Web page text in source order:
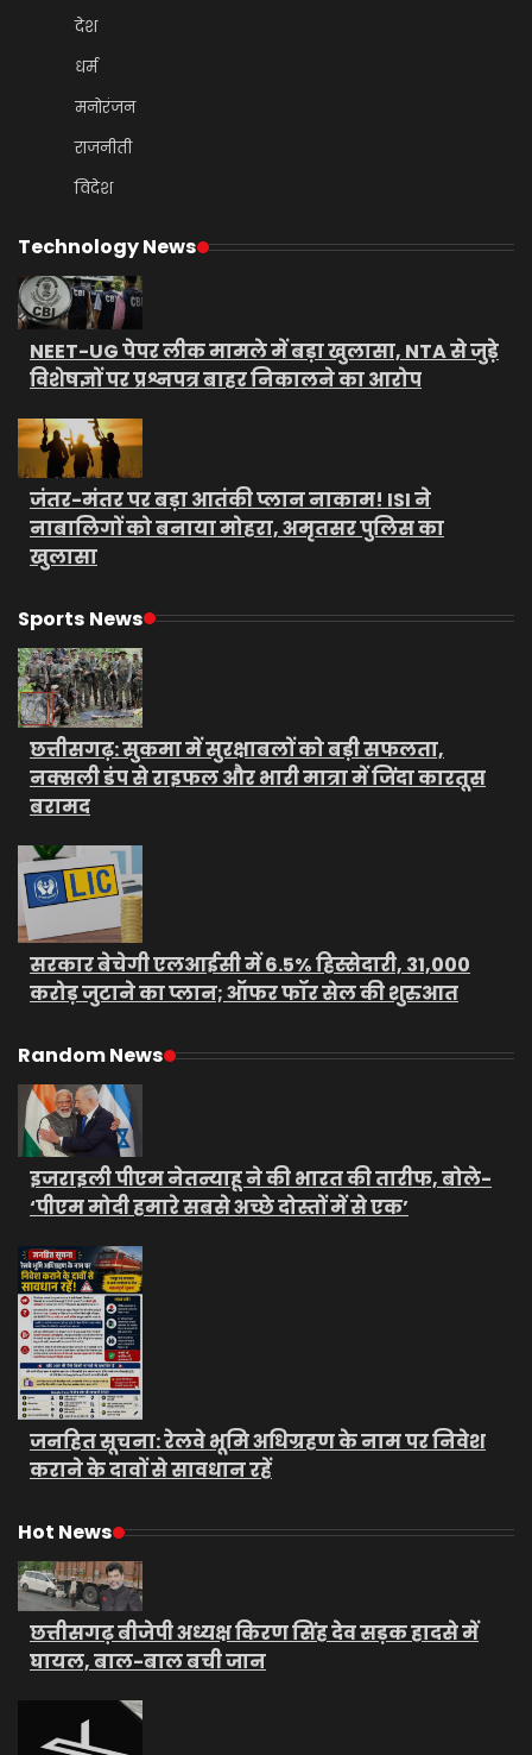
देश
धर्म
मनोरंजन
राजनीती
विदेश
Technology News
NEET-UG पेपर लीक मामले में बड़ा खुलासा, NTA से जुड़े
विशेषज्ञों पर प्रश्नपत्र बाहर निकालने का आरोप
जंतर-मंतर पर बड़ा आतंकी प्लान नाकाम! ISI ने
नाबालिगों को बनाया मोहरा, अमृतसर पुलिस का
खुलासा
Sports News
छत्तीसगढ़: सुकमा में सुरक्षाबलों को बड़ी सफलता,
नक्सली डंप से राइफल और भारी मात्रा में जिंदा कारतूस
बरामद
सरकार बेचेगी एलआईसी में 6.5% हिस्सेदारी, 31,000
करोड़ जुटाने का प्लान; ऑफर फॉर सेल की शुरुआत
Random News
इजराइली पीएम नेतन्याहू ने की भारत की तारीफ, बोले-
‘पीएम मोदी हमारे सबसे अच्छे दोस्तों में से एक’
जनहित सूचना: रेलवे भूमि अधिग्रहण के नाम पर निवेश
कराने के दावों से सावधान रहें
Hot News
छत्तीसगढ़ बीजेपी अध्यक्ष किरण सिंह देव सड़क हादसे में
घायल, बाल-बाल बची जान